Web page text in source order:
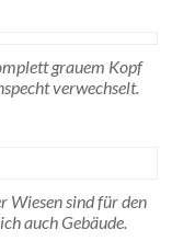
grauem Kopf
verwechselt.
Wiesen sind für den
auch Gebäude.